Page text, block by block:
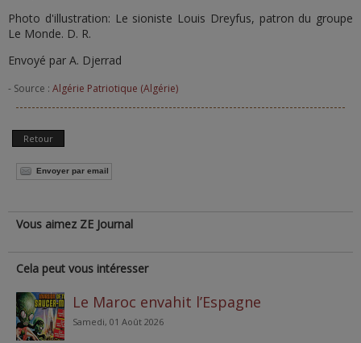
Photo d'illustration: Le sioniste Louis Dreyfus, patron du groupe
Le Monde. D. R.
Envoyé par A. Djerrad
- Source : Algérie Patriotique (Algérie)
Retour
Envoyer par email
Vous aimez ZE Journal
Cela peut vous intéresser
Le Maroc envahit l’Espagne
Samedi, 01 Août 2026